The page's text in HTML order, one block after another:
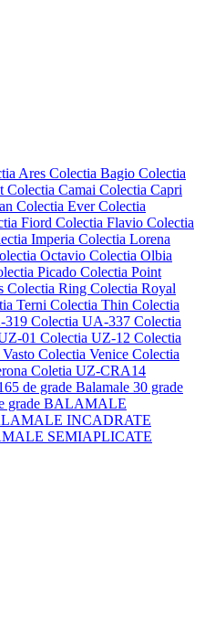
Ares Colectia Bagio Colectia
Colectia Camai Colectia Capri
Colectia EverColectia
Fiord Colectia Flavio Colectia
Imperia Colectia Lorena
Octavio Colectia Olbia
Picado Colectia Point
Colectia Ring Colectia Royal
Terni Colectia Thin Colectia
319 Colectia UA-337 Colectia
01 Colectia UZ-12 Colectia
Colectia Venice Colectia
Coletia UZ-CRA14
de grade Balamale 30 grade
grade BALAMALE
INCADRATE
SEMIAPLICATE